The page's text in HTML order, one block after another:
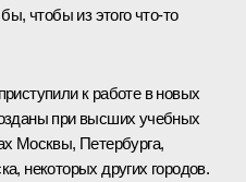
чтобы из этого что‑то
к работе в новых
при высших учебных
Москвы, Петербурга,
некоторых других городов.